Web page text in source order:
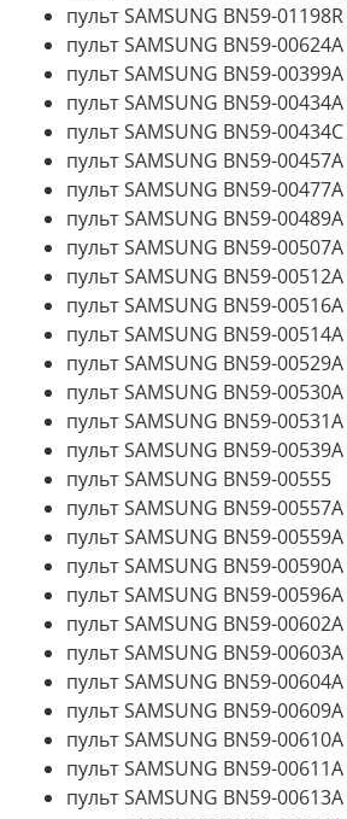
пульт SAMSUNG BN59-01198R
пульт SAMSUNG BN59-00624A
пульт SAMSUNG BN59-00399A
пульт SAMSUNG BN59-00434A
пульт SAMSUNG BN59-00434C
пульт SAMSUNG BN59-00457A
пульт SAMSUNG BN59-00477A
пульт SAMSUNG BN59-00489A
пульт SAMSUNG BN59-00507A
пульт SAMSUNG BN59-00512A
пульт SAMSUNG BN59-00516A
пульт SAMSUNG BN59-00514A
пульт SAMSUNG BN59-00529A
пульт SAMSUNG BN59-00530A
пульт SAMSUNG BN59-00531A
пульт SAMSUNG BN59-00539A
пульт SAMSUNG BN59-00555
пульт SAMSUNG BN59-00557A
пульт SAMSUNG BN59-00559A
пульт SAMSUNG BN59-00590A
пульт SAMSUNG BN59-00596A
пульт SAMSUNG BN59-00602A
пульт SAMSUNG BN59-00603A
пульт SAMSUNG BN59-00604A
пульт SAMSUNG BN59-00609A
пульт SAMSUNG BN59-00610A
пульт SAMSUNG BN59-00611A
пульт SAMSUNG BN59-00613A